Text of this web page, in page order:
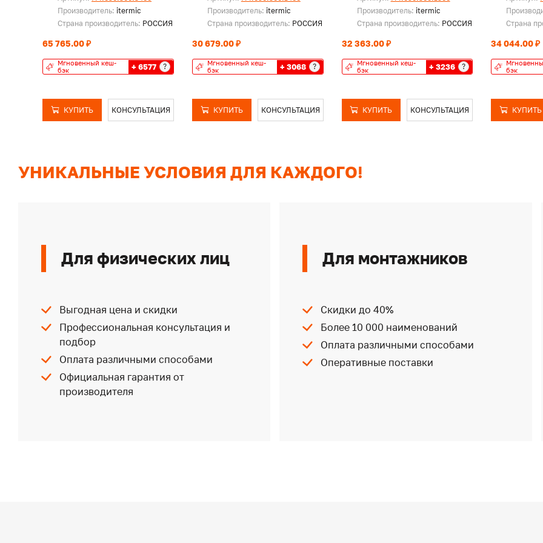
Производитель: itermic
Страна производитель: РОССИЯ
65 765.00 ₽
Мгновенный кеш-
бэк
+ 6577 ?
КУПИТЬ КОНСУЛЬТАЦИЯ
Производитель: itermic
Страна производитель: РОССИЯ
30 679.00 ₽
Мгновенный кеш-
бэк
+ 3068 ?
КУПИТЬ КОНСУЛЬТАЦИЯ
Производитель: itermic
Страна производитель: РОССИЯ
32 363.00 ₽
Мгновенный кеш-
бэк
+ 3236 ?
КУПИТЬ КОНСУЛЬТАЦИЯ
Страна
34 044.00 ₽
бэк
КУПИТЬ
УНИКАЛЬНЫЕ УСЛОВИЯ ДЛЯ КАЖДОГО!
Для физических лиц
Выгодная цена и скидки
Профессиональная консультация и
подбор
Оплата различными способами
Официальная гарантия от
производителя
Для монтажников
Скидки до 40%
Более 10 000 наименований
Оплата различными способами
Оперативные поставки